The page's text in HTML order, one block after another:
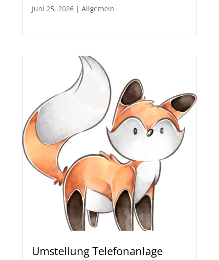
Juni 25, 2026| Allgemein
Umstellung Telefonanlage